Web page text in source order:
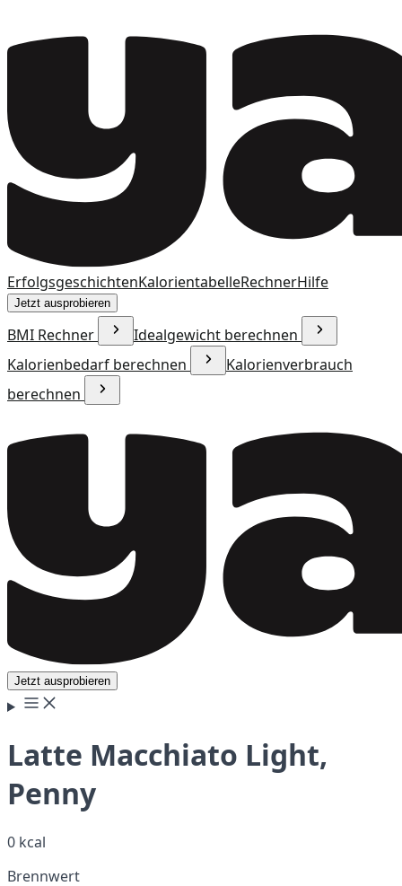
ErfolgsgeschichtenKalorientabelleRechnerHilfe
Jetzt ausprobieren
BMI Rechner
Idealgewicht berechnen
Kalorienbedarf berechnen
Kalorienverbrauch
berechnen
Jetzt ausprobieren
Latte Macchiato Light,
Penny
0 kcal
Brennwert